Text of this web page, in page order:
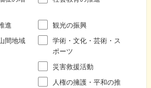
進
観光の振興
間地域
学術・文化・芸術・ス
ポーツ
災害救援活動
人権の擁護・平和の推